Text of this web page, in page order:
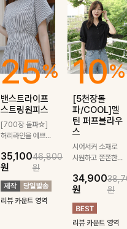
25%
밴스트라이프
스트링원피스
[700장 돌파☆]
허리라인을 예쁘게
깔끔한 스트라이프
패턴에 링클프리!
💙플레어지는 롱한
기장감까지 완벽한
데일리 원피스:B
35,100
원
46,800
원
리뷰 카운트 영역
10%
[5천장돌
파/COOL]멜
틴 퍼프블라우
스
시어서커 소재로
시원하고 쫀쫀한
편안하게 입혀질
블라우스- 단정한
카라와 풍성한 퍼
프 소매로 여성스
러움을 더했어요 :)
34,900
원
원
리뷰 카운트 영역